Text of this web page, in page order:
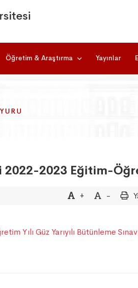
Öğretim & Araştırma Yayınlar
2023 Eğitim-
+ -
Yılı Güz Yarıyılı Bütünleme